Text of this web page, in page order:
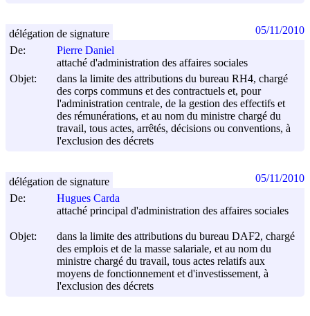
De:
Pierre Daniel
attaché d'administration des affaires sociales
Objet:
dans la limite des attributions du bureau RH4, chargé
des corps communs et des contractuels et, pour
l'administration centrale, de la gestion des effectifs et
des rémunérations, et au nom du ministre chargé du
travail, tous actes, arrêtés, décisions ou conventions, à
l'exclusion des décrets
délégation de signature 05/11/2010
De:
Hugues Carda
attaché principal d'administration des affaires sociales
Objet:
dans la limite des attributions du bureau DAF2, chargé
des emplois et de la masse salariale, et au nom du
ministre chargé du travail, tous actes relatifs aux
moyens de fonctionnement et d'investissement, à
l'exclusion des décrets
délégation de signature 05/11/2010